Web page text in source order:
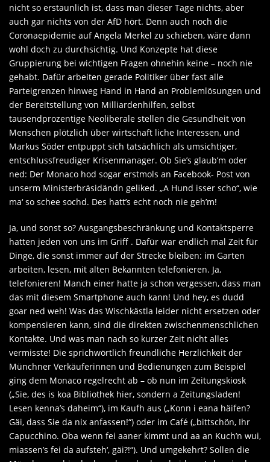
nicht so erstaunlich ist, dass man dieser Tage nichts, aber
auch gar nichts von der AfD hört. Denn auch noch die
Coronaepidemie auf Angela Merkel zu schieben, wäre dann
wohl doch zu durchsichtig. Und Konzepte hat diese
Gruppierung bei wichtigen Fragen ohnehin keine – noch nie
gehabt. Dafür arbeiten gerade Politiker über fast alle
Parteigrenzen hinweg Hand in Hand an Problemlösungen und
der Bereitstellung von Milliardenhilfen, selbst
tausendprozentige Neoliberale stellen die Gesundheit von
Menschen plötzlich über wirtschaft liche Interessen, und
Markus Söder entpuppt sich tatsächlich als umsichtiger,
entschlussfreudiger Krisenmanager. Ob Sie’s glaub’m oder
ned: Der Monaco hod sogar erstmols an Facebook- Post von
unserm Ministerbräsidändn geliked. „A Hund isser scho“, wie
ma‘ so schee sochd. Des hatt’s echt noch nie geh’m!
Ja, und sonst so? Ausgangsbeschränkung und Kontaktsperre
hatten jeden von uns im Griff . Dafür war endlich mal Zeit für
Dinge, die sonst immer auf der Strecke bleiben: im Garten
arbeiten, lesen, mit alten Bekannten telefonieren. Ja,
telefonieren! Manch einer hatte ja schon vergessen, dass man
das mit diesem Smartphone auch kann! Und hey, es dudd
goar ned weh! Was das Wischkästla leider nicht ersetzen oder
kompensieren kann, sind die direkten zwischenmenschlichen
Kontakte. Und was man nach so kurzer Zeit nicht alles
vermisste! Die sprichwörtlich freundliche Herzlichkeit der
Münchner Verkäuferinnen und Bedienungen zum Beispiel
ging dem Monaco regelrecht ab – ob nun im Zeitungskiosk
(„Sie, des is koa Bibliothek hier, sondern a Zeitungsladen!
Lesen kenna’s daheim“), im Kaufh aus („Konn i eana häifen?
Gäi, dass Sie da nix anfassen!“) oder im Café („bittschön, Ihr
Capucchino. Oba wenn fei aaner kimmt und aa an Kuch’n wui,
miassen’s fei da aufsteh‘, gäi?!“). Und umgekehrt? Sollen die